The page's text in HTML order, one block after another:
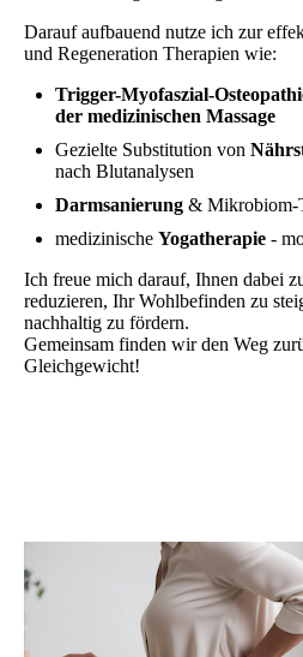
Darauf aufbauend nutze ich zur
und Regeneration Therapien wie:
Trigger-Myofaszial-
der medizinischen Massage
Gezielte Substitution von
nach Blutanalysen
Darmsanierung & Mikrobiom-
medizinische Yogatherapie -
Ich freue mich darauf, Ihnen dabei
reduzieren, Ihr Wohlbefinden zu
nachhaltig zu fördern.
Gemeinsam finden wir den Weg
Gleichgewicht!